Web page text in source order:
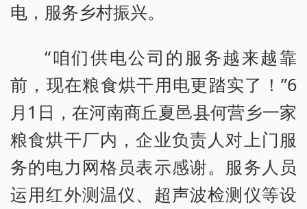
电，服务乡村振兴。
“咱们供电公司的服务越来越靠
前，现在粮食烘干用电更踏实了！”6
月1日，在河南商丘夏邑县何营乡一家
粮食烘干厂内，企业负责人对上门服
务的电力网格员表示感谢。服务人员
运用红外测温仪、超声波检测仪等设